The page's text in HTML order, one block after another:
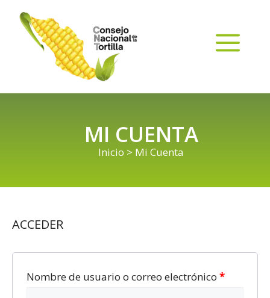
MI CUENTA
Inicio > Mi Cuenta
ACCEDER
Nombre de usuario o correo electrónico *